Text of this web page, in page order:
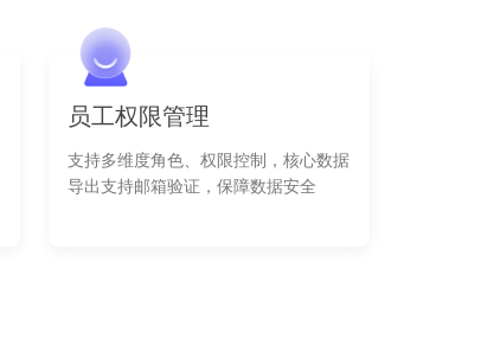
员工权限管理
支持多维度角色、权限控制，核心数据
导出支持邮箱验证，保障数据安全